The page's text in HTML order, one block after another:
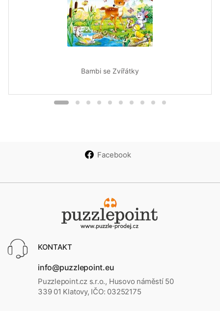
Bambi se Zvířátky
Facebook
KONTAKT
info@puzzlepoint.eu
Puzzlepoint.cz s.r.o., Husovo náměstí 50
339 01 Klatovy, IČO: 03252175